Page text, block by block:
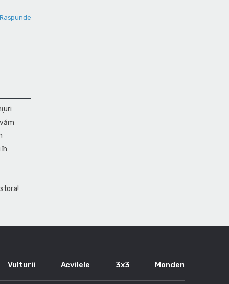
Raspunde
Vulturii Acvilele 3x3 Monden